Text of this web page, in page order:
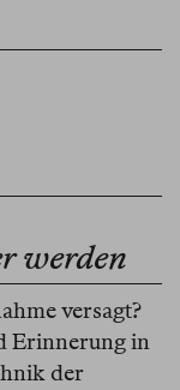
werden
versagt?
Erinnerung in
der